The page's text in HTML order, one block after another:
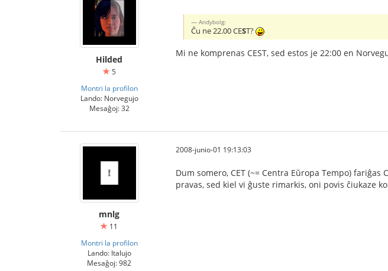
Hilded
5
Montri la profilon
Lando: Norvegujo
Mesaĝoj: 32
Andybolg:
Ĉu ne 22.00 CEST?
Mi ne komprenas CEST, sed estos je 22:00 en
mnlg
11
Montri la profilon
Lando: Italujo
Mesaĝoj: 982
2008-junio-01 19:13:03
Dum somero, CET (~= Centra Eŭropa Tempo)
pravas, sed kiel vi ĝuste rimarkis, oni povis ĉiukaze